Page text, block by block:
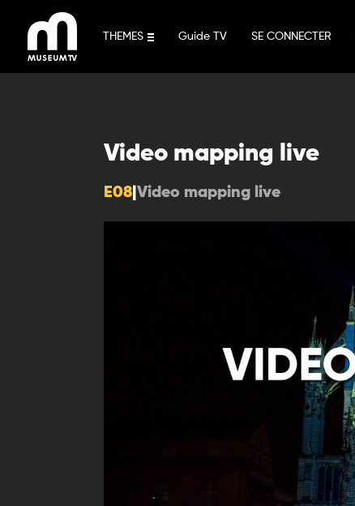
contenu
THEMES Guide TV SE CONNECTER
Video mapping live
E08 Video mapping live